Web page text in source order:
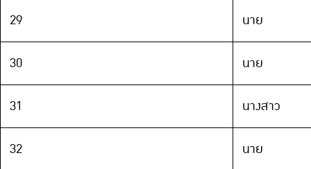
29
นาย
30
นาย
31
นางสาว
32
นาย